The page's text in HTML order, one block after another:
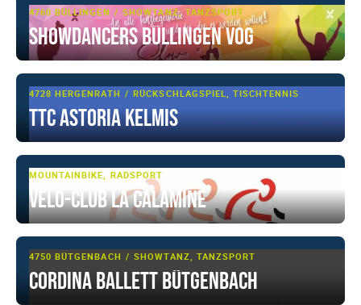
4760 BÜLLINGEN SHOWTANZ, TANZSPORT
Showdancers Büllingen VoG
4728 HERGENRATH RÜCKSCHLAGSPIEL, TISCHTENNIS
TTC ASTORIA KELMIS
MOUNTAINBIKE, RADSPORT
Vélo-Club La Calamine
4750 BÜTGENBACH SHOWTANZ, TANZSPORT
Cordina Ballett Bütgenbach